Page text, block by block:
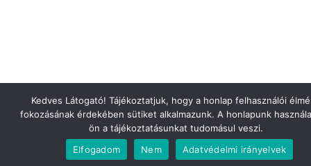
Kedves Látogató! Tájékoztatjuk, hogy a honlap felhasználói
fokozásának érdekében sütiket alkalmazunk. A honlapunk
ön a tájékoztatásunkat tudomásul veszi.
Elfogadom
Nem Adatvédelmi irányelvek